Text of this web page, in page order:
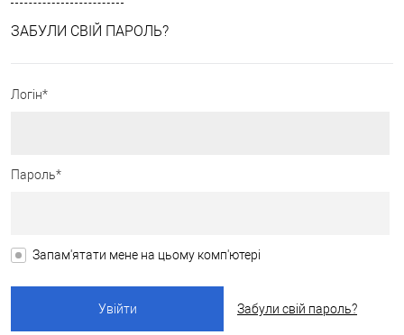
ЗАБУЛИ СВІЙ ПАРОЛЬ?
Логін*
Пароль*
Запам'ятати мене на цьому комп'ютері
Забули свій пароль?